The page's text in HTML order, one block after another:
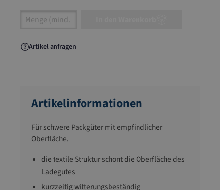
Artikel Anzahl: Gib den gewünschten Wert
Artikel anfragen
Artikelinformationen
Für schwere Packgüter mit empfindlicher
Oberfläche.
die textile Struktur schont die Oberfläche des
Ladegutes
kurzzeitig witterungsbeständig